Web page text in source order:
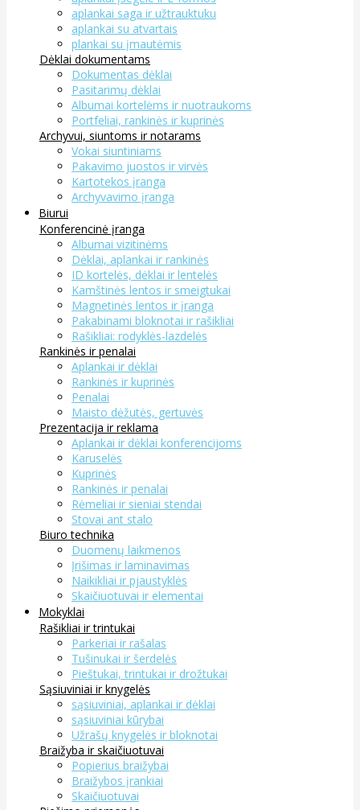
aplankai saga ir užtrauktuku
aplankai su atvartais
plankai su įmautėmis
Dėklai dokumentams
Dokumentas dėklai
Pasitarimų dėklai
Albumai kortelėms ir nuotraukoms
Portfeliai, rankinės ir kuprinės
Archyvui, siuntoms ir notarams
Vokai siuntiniams
Pakavimo juostos ir virvės
Kartotekos įranga
Archyvavimo įranga
Biurui
Konferencinė įranga
Albumai vizitinėms
Dėklai, aplankai ir rankinės
ID kortelės, dėklai ir lentelės
Kamštinės lentos ir smeigtukai
Magnetinės lentos ir įranga
Pakabinami bloknotai ir rašikliai
Rašikliai: rodyklės-lazdelės
Rankinės ir penalai
Aplankai ir dėklai
Rankinės ir kuprinės
Penalai
Maisto dėžutės, gertuvės
Prezentacija ir reklama
Aplankai ir dėklai konferencijoms
Karuselės
Kuprinės
Rankinės ir penalai
Rėmeliai ir sieniai stendai
Stovai ant stalo
Biuro technika
Duomenų laikmenos
Įrišimas ir laminavimas
Naikikliai ir pjaustyklės
Skaičiuotuvai ir elementai
Mokyklai
Rašikliai ir trintukai
Parkeriai ir rašalas
Tušinukai ir šerdelės
Pieštukai, trintukai ir drožtukai
Sąsiuviniai ir knygelės
sąsiuviniai, aplankai ir dėklai
sąsiuviniai kūrybai
Užrašų knygelės ir bloknotai
Braižyba ir skaičiuotuvai
Popierius braižybai
Braižybos įrankiai
Skaičiuotuvai